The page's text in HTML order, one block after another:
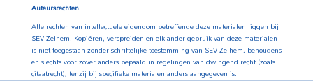
Auteursrechten
Alle rechten van intellectuele eigendom betreffende deze materialen liggen bij
SEV Zelhem. Kopiëren, verspreiden en elk ander gebruik van deze materialen
is niet toegestaan zonder schriftelijke toestemming van SEV Zelhem, behoudens
en slechts voor zover anders bepaald in regelingen van dwingend recht (zoals
citaatrecht), tenzij bij specifieke materialen anders aangegeven is.